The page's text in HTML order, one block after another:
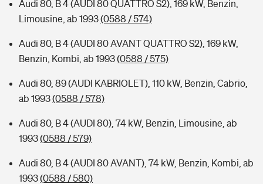
Audi 80, B 4 (AUDI 80 QUATTRO S2), 169 kW, Benzin,
Limousine, ab 1993(0588 / 574)
Audi 80, B 4 (AUDI 80 AVANT QUATTRO S2), 169 kW,
Benzin, Kombi, ab 1993(0588 / 575)
Audi 80, 89 (AUDI KABRIOLET), 110 kW, Benzin, Cabrio,
ab 1993(0588 / 578)
Audi 80, B 4 (AUDI 80), 74 kW, Benzin, Limousine, ab
1993(0588 / 579)
Audi 80, B 4 (AUDI 80 AVANT), 74 kW, Benzin, Kombi, ab
1993(0588 / 580)